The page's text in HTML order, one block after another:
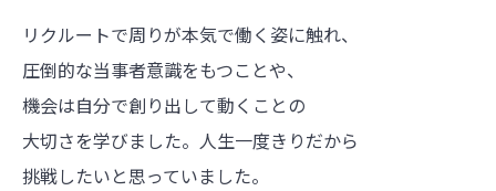
リクルートで周りが本気で働く姿に触れ、
圧倒的な当事者意識をもつことや、
機会は自分で創り出して動くことの
大切さを学びました。人生一度きりだから
挑戦したいと思っていました。